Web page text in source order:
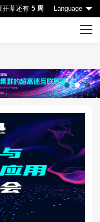
开幕还有 5 周 Language